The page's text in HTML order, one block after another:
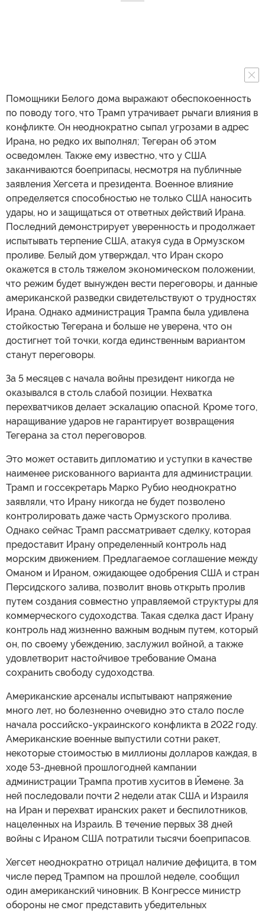
Помощники Белого дома выражают обеспокоенность
по поводу того, что Трамп утрачивает рычаги влияния в
конфликте. Он неоднократно сыпал угрозами в адрес
Ирана, но редко их выполнял; Тегеран об этом
осведомлен. Также ему известно, что у США
заканчиваются боеприпасы, несмотря на публичные
заявления Хегсета и президента. Военное влияние
определяется способностью не только США наносить
удары, но и защищаться от ответных действий Ирана.
Последний демонстрирует уверенность и продолжает
испытывать терпение США, атакуя суда в Ормузском
проливе. Белый дом утверждал, что Иран скоро
окажется в столь тяжелом экономическом положении,
что режим будет вынужден вести переговоры, и данные
американской разведки свидетельствуют о трудностях
Ирана. Однако администрация Трампа была удивлена
стойкостью Тегерана и больше не уверена, что он
достигнет той точки, когда единственным вариантом
станут переговоры.
За 5 месяцев с начала войны президент никогда не
оказывался в столь слабой позиции. Нехватка
перехватчиков делает эскалацию опасной. Кроме того,
наращивание ударов не гарантирует возвращения
Тегерана за стол переговоров.
Это может оставить дипломатию и уступки в качестве
наименее рискованного варианта для администрации.
Трамп и госсекретарь Марко Рубио неоднократно
заявляли, что Ирану никогда не будет позволено
контролировать даже часть Ормузского пролива.
Однако сейчас Трамп рассматривает сделку, которая
предоставит Ирану определенный контроль над
морским движением. Предлагаемое соглашение между
Оманом и Ираном, ожидающее одобрения США и стран
Персидского залива, позволит вновь открыть пролив
путем создания совместно управляемой структуры для
коммерческого судоходства. Такая сделка даст Ирану
контроль над жизненно важным водным путем, который
он, по своему убеждению, заслужил войной, а также
удовлетворит настойчивое требование Омана
сохранить свободу судоходства.
Американские арсеналы испытывают напряжение
много лет, но болезненно очевидно это стало после
начала российско-украинского конфликта в 2022 году.
Американские военные выпустили сотни ракет,
некоторые стоимостью в миллионы долларов каждая, в
ходе 53-дневной прошлогодней кампании
администрации Трампа против хуситов в Йемене. За
ней последовали почти 2 недели атак США и Израиля
на Иран и перехват иранских ракет и беспилотников,
нацеленных на Израиль. В течение первых 38 дней
войны с Ираном США потратили тысячи боеприпасов.
Хегсет неоднократно отрицал наличие дефицита, в том
числе перед Трампом на прошлой неделе, сообщил
один американский чиновник. В Конгрессе министр
обороны не смог представить убедительных